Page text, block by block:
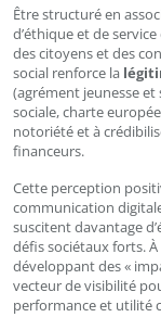
Être structuré en
d’éthique et de
des citoyens et des
social renforce la
(agrément jeunesse
sociale, charte
notoriété et à
financeurs.
Cette perception
communication
suscitent davantage
défis sociétaux forts. À
développant des «
vecteur de visibilité
performance et utilité